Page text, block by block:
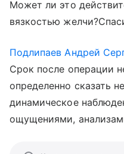
Может ли это
вязкостью
Подлипаев Андрей
Срок после операции
определенно сказать
динамическое
ощущениями,